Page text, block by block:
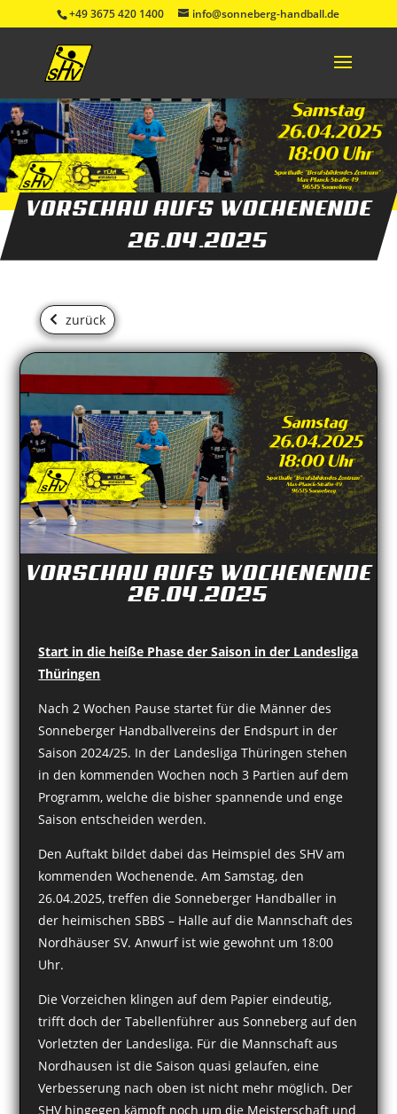
+49 3675 420 1400 info@sonneberg-handball.de
VORSCHAU AUFS WOCHENENDE
26.04.2025
zurück
VORSCHAU AUFS WOCHENENDE
26.04.2025
Start in die heiße Phase der Saison in der Landesliga
Thüringen
Nach 2 Wochen Pause startet für die Männer des
Sonneberger Handballvereins der Endspurt in der
Saison 2024/25. In der Landesliga Thüringen stehen
in den kommenden Wochen noch 3 Partien auf dem
Programm, welche die bisher spannende und enge
Saison entscheiden werden.
Den Auftakt bildet dabei das Heimspiel des SHV am
kommenden Wochenende. Am Samstag, den
26.04.2025, treffen die Sonneberger Handballer in
der heimischen SBBS – Halle auf die Mannschaft des
Nordhäuser SV. Anwurf ist wie gewohnt um 18:00
Uhr.
Die Vorzeichen klingen auf dem Papier eindeutig,
trifft doch der Tabellenführer aus Sonneberg auf den
Vorletzten der Landesliga. Für die Mannschaft aus
Nordhausen ist die Saison quasi gelaufen, eine
Verbesserung nach oben ist nicht mehr möglich. Der
SHV hingegen kämpft noch um die Meisterschaft und